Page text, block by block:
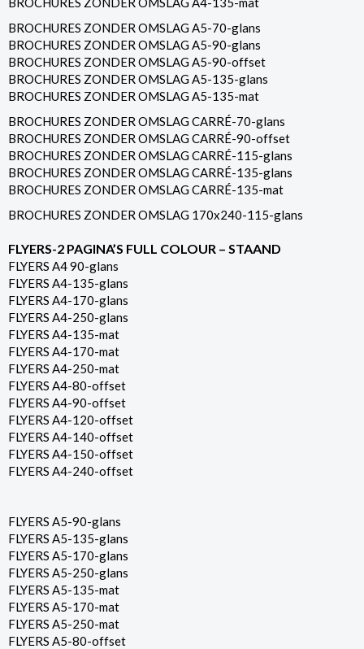
BROCHURES ZONDER OMSLAG A5-70-glans
BROCHURES ZONDER OMSLAG A5-90-glans
BROCHURES ZONDER OMSLAG A5-90-offset
BROCHURES ZONDER OMSLAG A5-135-glans
BROCHURES ZONDER OMSLAG A5-135-mat
BROCHURES ZONDER OMSLAG CARRÉ-70-glans
BROCHURES ZONDER OMSLAG CARRÉ-90-offset
BROCHURES ZONDER OMSLAG CARRÉ-115-glans
BROCHURES ZONDER OMSLAG CARRÉ-135-glans
BROCHURES ZONDER OMSLAG CARRÉ-135-mat
BROCHURES ZONDER OMSLAG 170x240-115-glans
FLYERS-2 PAGINA’S FULL COLOUR – STAAND
FLYERS A4 90-glans
FLYERS A4-135-glans
FLYERS A4-170-glans
FLYERS A4-250-glans
FLYERS A4-135-mat
FLYERS A4-170-mat
FLYERS A4-250-mat
FLYERS A4-80-offset
FLYERS A4-90-offset
FLYERS A4-120-offset
FLYERS A4-140-offset
FLYERS A4-150-offset
FLYERS A4-240-offset
FLYERS A5-90-glans
FLYERS A5-135-glans
FLYERS A5-170-glans
FLYERS A5-250-glans
FLYERS A5-135-mat
FLYERS A5-170-mat
FLYERS A5-250-mat
FLYERS A5-80-offset